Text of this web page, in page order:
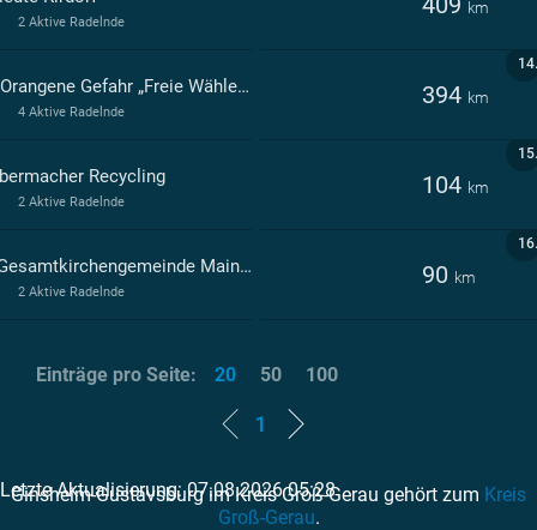
km
2 Aktive Radelnde
14.
Die Orangene Gefahr „Freie Wähler GiGu e.V. 394 km
4 Aktive Radelnde
15.
Recycling 104 km
2 Aktive Radelnde
16.
Ev. Gesamtkirchengemeinde Mainspitze 90 km
2 Aktive Radelnde
1
Letzte Aktualisierung: 07.08.2026 05:28
Einträge pro Seite: 20 50 100
Ginsheim-Gustavsburg im Kreis Groß-Gerau gehört zum Kreis
Groß-Gerau.